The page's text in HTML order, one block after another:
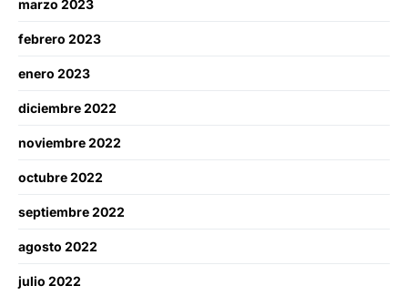
marzo 2023
febrero 2023
enero 2023
diciembre 2022
noviembre 2022
octubre 2022
septiembre 2022
agosto 2022
julio 2022